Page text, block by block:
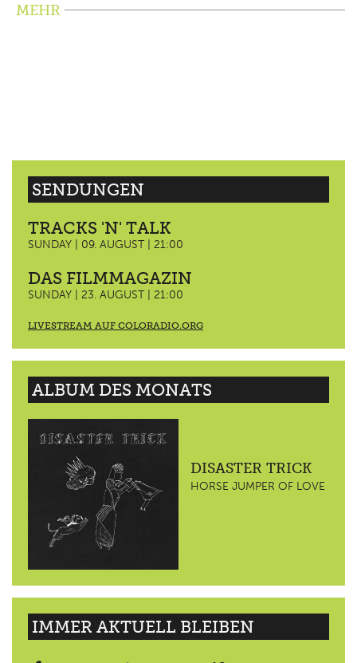
MEHR
SENDUNGEN
TRACKS 'N' TALK
SUNDAY | 09. AUGUST | 21:00
DAS FILMMAGAZIN
SUNDAY | 23. AUGUST | 21:00
LIVESTREAM AUF COLORADIO.ORG
ALBUM DES MONATS
DISASTER TRICK
HORSE JUMPER OF LOVE
IMMER AKTUELL BLEIBEN